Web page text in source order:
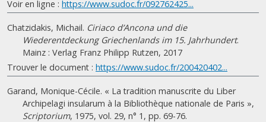
Voir en ligne : https://www.sudoc.fr/092762425...
Chatzidakis, Michail. Ciriaco d’Ancona und die
Wiederentdeckung Griechenlands im 15. Jahrhundert.
Mainz : Verlag Franz Philipp Rutzen, 2017
Trouver le document : https://www.sudoc.fr/200420402...
Garand, Monique-Cécile. « La tradition manuscrite du Liber
Archipelagi insularum à la Bibliothèque nationale de Paris »,
Scriptorium, 1975, vol. 29, n° 1, pp. 69-76.